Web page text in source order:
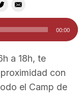
00:00
a 18h, te
con
el Camp de